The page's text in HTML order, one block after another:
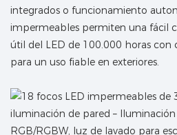
integrados o funcionamiento
impermeables permiten una fácil
útil del LED de 100.000 horas con
para un uso fiable en exteriores.